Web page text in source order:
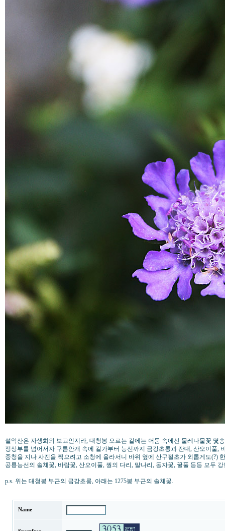
설악산은 자생화의 보고인지라, 대청봉 오르는 길에는 어둠 속에선 물레나물꽃 몇
정상부를 넘어서자 구름안개 속에 길가부터 능선까지 금강초롱과 잔대, 산오이풀,
중청을 지나 사진을 찍으려고 소청에 올라서니 바위 옆에 산구절초가 외롭게도(?)
공룡능선의 솔체꽃, 바람꽃, 산오이풀, 꿩의 다리, 말나리, 동자꽃, 꿀풀 등등 모두
p.s. 위는 대청봉 부근의 금강초롱, 아래는 1275봉 부근의 솔체꽃.
Name